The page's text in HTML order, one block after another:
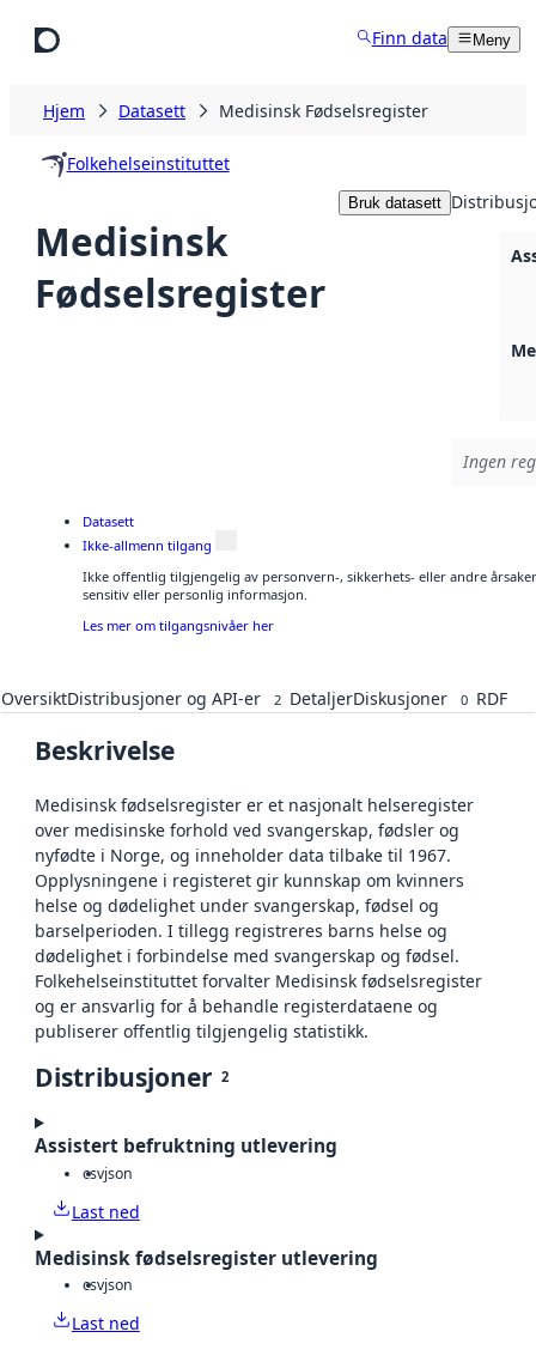
Finn data Meny
Hjem Datasett Medisinsk Fødselsregister
Folkehelseinstituttet
Medisinsk
Fødselsregister
Bruk datasett
Ingen
Datasett
Ikke-allmenn tilgang
Ikke offentlig tilgjengelig av personvern-, sikkerhets- eller andre
sensitiv eller personlig informasjon.
Les mer om tilgangsnivåer her
OversiktDistribusjoner og API-er 2 DetaljerDiskusjoner 0 RDF
Beskrivelse
Medisinsk fødselsregister er et nasjonalt helseregister
over medisinske forhold ved svangerskap, fødsler og
nyfødte i Norge, og inneholder data tilbake til 1967.
Opplysningene i registeret gir kunnskap om kvinners
helse og dødelighet under svangerskap, fødsel og
barselperioden. I tillegg registreres barns helse og
dødelighet i forbindelse med svangerskap og fødsel.
Folkehelseinstituttet forvalter Medisinsk fødselsregister
og er ansvarlig for å behandle registerdataene og
publiserer offentlig tilgjengelig statistikk.
Distribusjoner 2
Assistert befruktning utlevering
csvjson
Last ned
Medisinsk fødselsregister utlevering
csvjson
Last ned